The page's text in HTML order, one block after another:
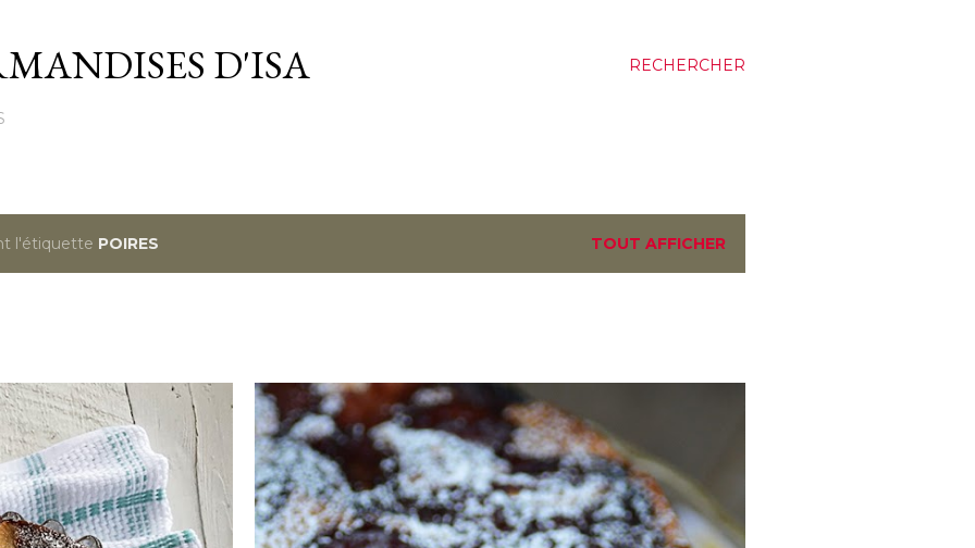
RECHERCHER
D'ISA
l'étiquette POIRES TOUT AFFICHER